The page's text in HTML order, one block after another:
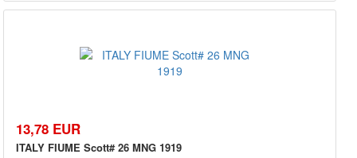
13,78 EUR
ITALY FIUME Scott# 26 MNG 1919